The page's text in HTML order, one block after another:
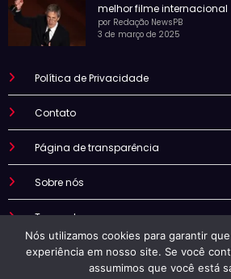
melhor filme internacional
por Redação NewsPB
3 de março de 2025
Política de Privacidade
Contato
Página de transparência
Sobre nós
Termo de uso
Nós utilizamos cookies para garantir
experiência em nosso site. Se você
assumimos que você está